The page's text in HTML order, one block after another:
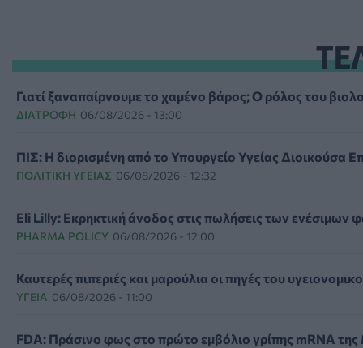
Γιατί ξαναπαίρνουμε το χαμένο βάρος; Ο ρόλος του
ΔΙΑΤΡΟΦΉ 06/08/2026 - 13:00
ΠΙΣ: Η διορισμένη από το Υπουργείο Υγείας Διοικούσα
ΠΟΛΙΤΙΚΉ ΥΓΕΊΑΣ 06/08/2026 - 12:32
Eli Lilly: Εκρηκτική άνοδος στις πωλήσεις των ενέσιμων
PHARMA POLICY 06/08/2026 - 12:00
Καυτερές πιπεριές και μαρούλια οι πηγές του
ΥΓΕΊΑ 06/08/2026 - 11:00
FDA: Πράσινο φως στο πρώτο εμβόλιο γρίπης mRNA της